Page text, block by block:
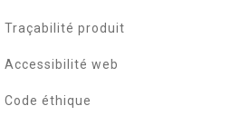
Traçabilité produit
Accessibilité web
Code éthique